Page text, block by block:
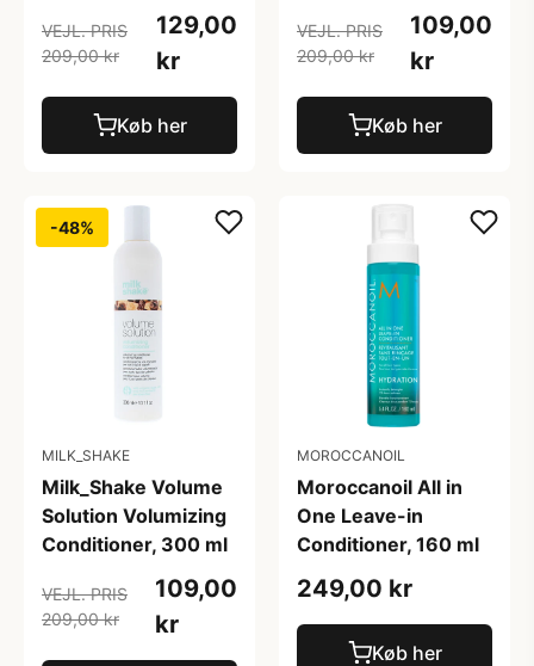
VEJL. PRIS
209,00 kr
129,00
kr
Køb her
VEJL. PRIS
209,00 kr
109,00
kr
Køb her
-48%
MILK_SHAKE
Milk_Shake Volume
Solution Volumizing
Conditioner, 300 ml
VEJL. PRIS
209,00 kr
109,00
kr
MOROCCANOIL
Moroccanoil All in
One Leave-in
Conditioner, 160 ml
249,00 kr
Køb her